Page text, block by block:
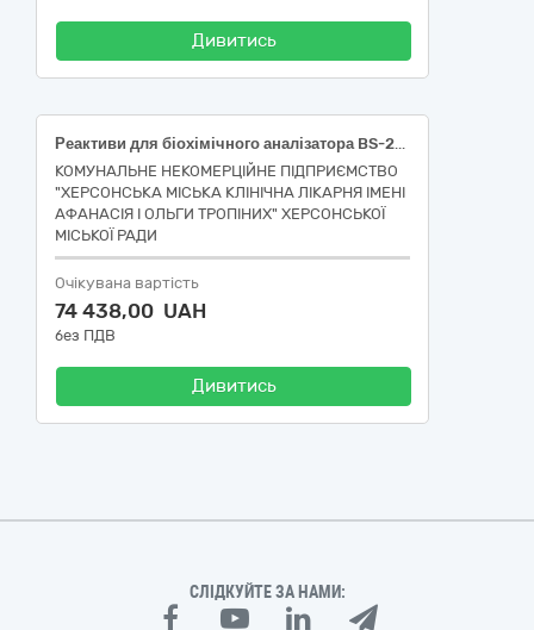
Дивитись
Реактиви для біохімічного аналізатора BS-240
КОМУНАЛЬНЕ НЕКОМЕРЦІЙНЕ ПІДПРИЄМСТВО
"ХЕРСОНСЬКА МІСЬКА КЛІНІЧНА ЛІКАРНЯ ІМЕНІ
АФАНАСІЯ І ОЛЬГИ ТРОПІНИХ" ХЕРСОНСЬКОЇ
МІСЬКОЇ РАДИ
Очікувана вартість
74 438,00 UAH
без ПДВ
Дивитись
СЛІДКУЙТЕ ЗА НАМИ: